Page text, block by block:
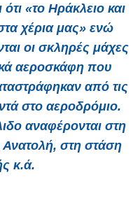
«το Ηράκλειο και
χέρια μας» ενώ
οι σκληρές μάχες
αεροσκάφη που
από τις
στο αεροδρόμιο.
αναφέρονται στη
στη στάση
κ.ά.